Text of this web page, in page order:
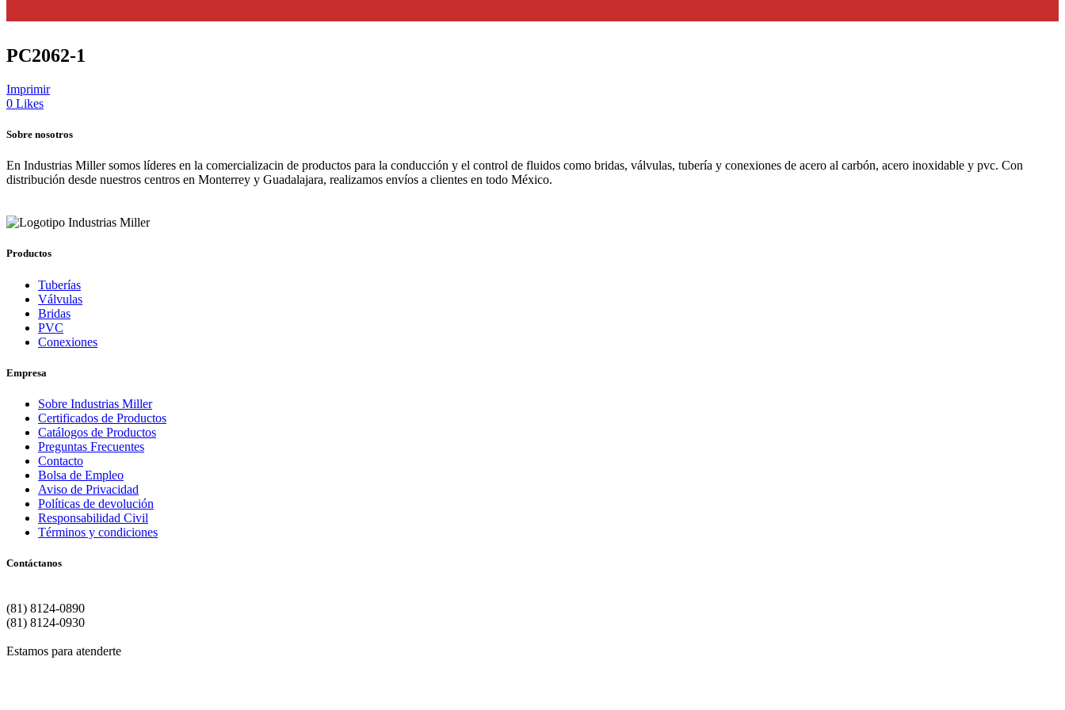
PC2062-1
Imprimir
0 Likes
Sobre nosotros
En Industrias Miller somos líderes en la comercializacin de productos para la conducción y el control de fluidos como bridas, válvulas, tubería y conexiones de acero al carbón, acero inoxidable y pvc. Con
distribución desde nuestros centros en Monterrey y Guadalajara, realizamos envíos a clientes en todo México.
Productos
Tuberías
Válvulas
Bridas
PVC
Conexiones
Empresa
Sobre Industrias Miller
Certificados de Productos
Catálogos de Productos
Preguntas Frecuentes
Contacto
Bolsa de Empleo
Aviso de Privacidad
Políticas de devolución
Responsabilidad Civil
Términos y condiciones
Contáctanos
(81) 8124-0890
(81) 8124-0930
Estamos para atenderte